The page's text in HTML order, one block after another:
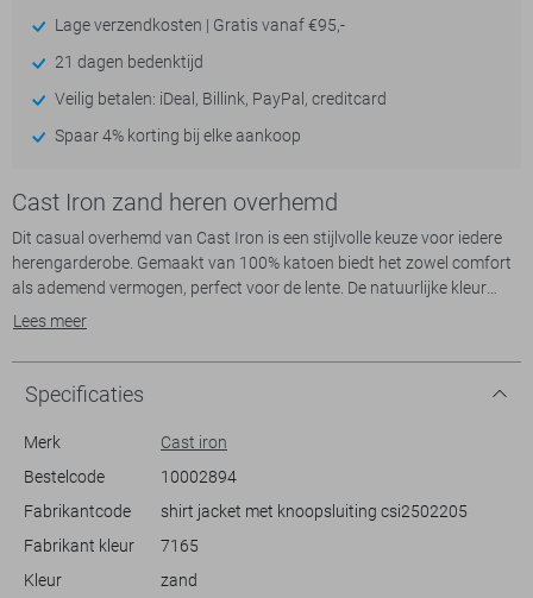
Lage verzendkosten | Gratis vanaf €95,-
21 dagen bedenktijd
Veilig betalen: iDeal, Billink, PayPal, creditcard
Spaar 4% korting bij elke aankoop
Cast Iron zand heren overhemd
Dit casual overhemd van Cast Iron is een stijlvolle keuze voor iedere
herengarderobe. Gemaakt van 100% katoen biedt het zowel comfort
als ademend vermogen, perfect voor de lente. De natuurlijke kleur
maakt het eenvoudig te combineren met verschillende outfits, van
structuur in de stof, die een verfijnde touch toevoegt aan het geheel.
De regular fit zorgt voor een ontspannen pasvorm, terwijl de
puntkraag en knoopsluiting het ontwerp compleet maken.
dit overhemd past bij verschillende gelegenheden. De borstzakken
bieden een praktische toevoeging, ideaal om kleine essentials bij de
hand te houden. Met zijn lange mouwen en normale lengte is het
Cast Iron is een betrouwbare keuze die flexibel genoeg is om je door
Lees meer
Specificaties
Merk
Cast iron
Bestelcode
10002894
Fabrikantcode
shirt jacket met knoopsluiting csi2502205
Fabrikant kleur
7165
Kleur
zand